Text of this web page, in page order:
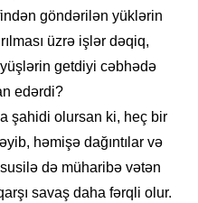
göndərilən yüklərin
üzrə işlər dəqiq,
getdiyi cəbhədə
edərdi?
şahidi olursan ki, heç bir
həmişə dağıntılar və
də müharibə vətən
savaş daha fərqli olur.